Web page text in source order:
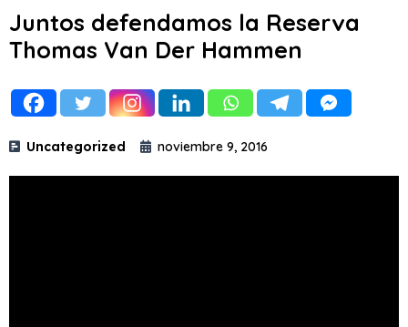
Juntos defendamos la Reserva
Thomas Van Der Hammen
Uncategorized noviembre 9, 2016